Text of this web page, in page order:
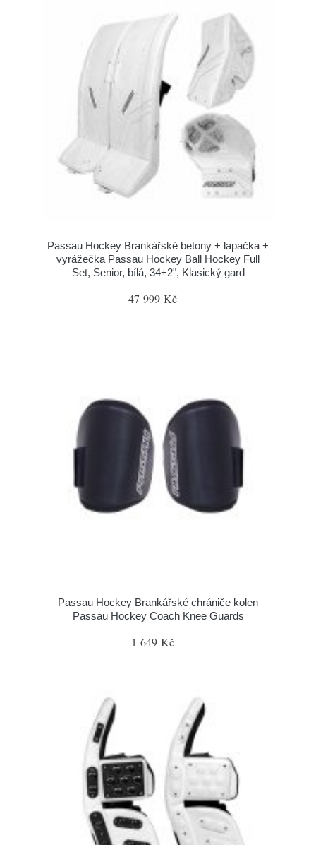
Passau Hockey Brankářské betony + lapačka +
vyrážečka Passau Hockey Ball Hockey Full
Set, Senior, bílá, 34+2", Klasický gard
47 999 Kč
Passau Hockey Brankářské chrániče kolen
Passau Hockey Coach Knee Guards
1 649 Kč